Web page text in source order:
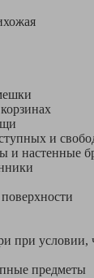
и
и настенные
при условии,
предметы